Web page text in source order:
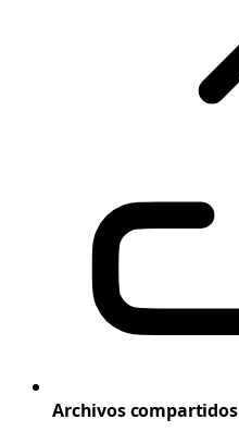
Archivos compartidos